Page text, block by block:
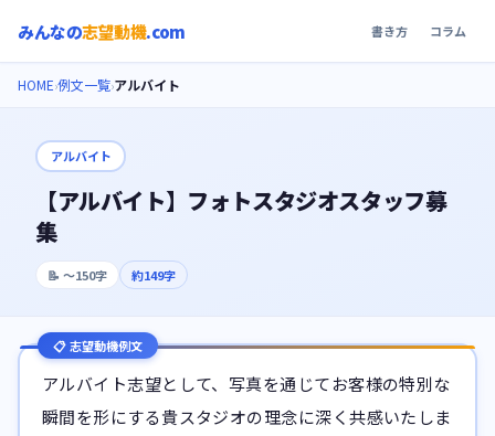
みんなの志望動機.com 書き方 コラム
HOME›例文一覧›アルバイト
アルバイト
【アルバイト】フォトスタジオスタッフ募
集
📝 〜150字 約149字
📋 志望動機例文
アルバイト志望として、写真を通じてお客様の特別な
瞬間を形にする貴スタジオの理念に深く共感いたしま